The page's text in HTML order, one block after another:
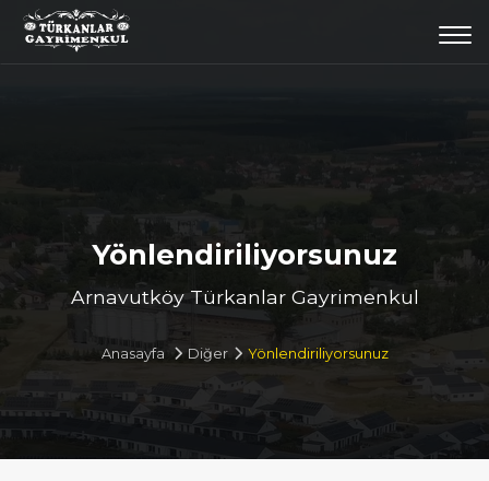
Yönlendiriliyorsunuz
Arnavutköy Türkanlar Gayrimenkul
Anasayfa Diğer Yönlendiriliyorsunuz